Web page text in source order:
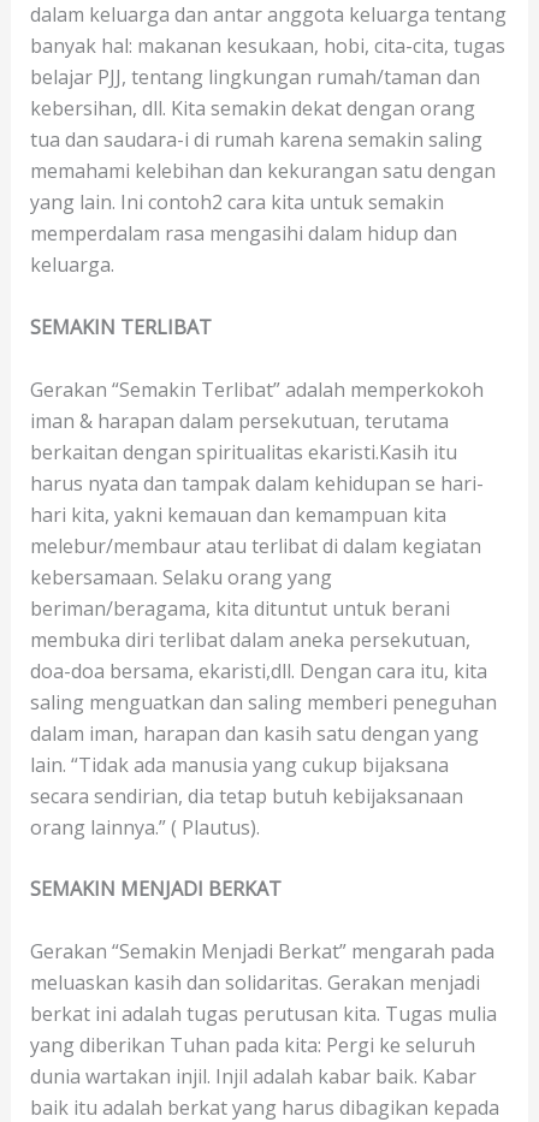
dalam keluarga dan antar anggota keluarga tentang
banyak hal: makanan kesukaan, hobi, cita-cita, tugas
belajar PJJ, tentang lingkungan rumah/taman dan
kebersihan, dll. Kita semakin dekat dengan orang
tua dan saudara-i di rumah karena semakin saling
memahami kelebihan dan kekurangan satu dengan
yang lain. Ini contoh2 cara kita untuk semakin
memperdalam rasa mengasihi dalam hidup dan
keluarga.
SEMAKIN TERLIBAT
Gerakan “Semakin Terlibat” adalah memperkokoh
iman & harapan dalam persekutuan, terutama
berkaitan dengan spiritualitas ekaristi.Kasih itu
harus nyata dan tampak dalam kehidupan se hari-
hari kita, yakni kemauan dan kemampuan kita
melebur/membaur atau terlibat di dalam kegiatan
kebersamaan. Selaku orang yang
beriman/beragama, kita dituntut untuk berani
membuka diri terlibat dalam aneka persekutuan,
doa-doa bersama, ekaristi,dll. Dengan cara itu, kita
saling menguatkan dan saling memberi peneguhan
dalam iman, harapan dan kasih satu dengan yang
lain. “Tidak ada manusia yang cukup bijaksana
secara sendirian, dia tetap butuh kebijaksanaan
orang lainnya.” ( Plautus).
SEMAKIN MENJADI BERKAT
Gerakan “Semakin Menjadi Berkat” mengarah pada
meluaskan kasih dan solidaritas. Gerakan menjadi
berkat ini adalah tugas perutusan kita. Tugas mulia
yang diberikan Tuhan pada kita: Pergi ke seluruh
dunia wartakan injil. Injil adalah kabar baik. Kabar
baik itu adalah berkat yang harus dibagikan kepada